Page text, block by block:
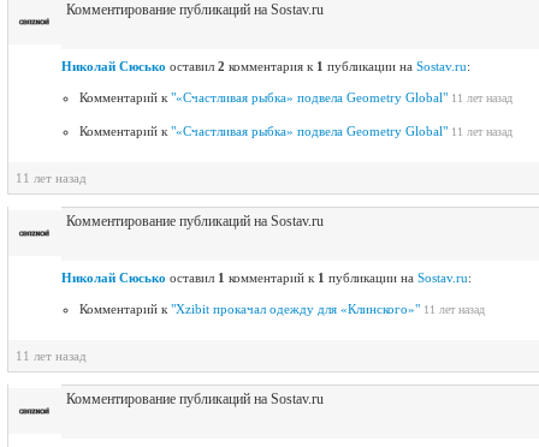
Комментирование публикаций на Sostav.ru
Николай Сюсько оставил 2 комментария к 1 публикации на Sostav.ru:
Комментарий к "«Счастливая рыбка» подвела Geometry Global" 11 лет назад
Комментарий к "«Счастливая рыбка» подвела Geometry Global" 11 лет назад
11 лет назад
Комментирование публикаций на Sostav.ru
Николай Сюсько оставил 1 комментарий к 1 публикации на Sostav.ru:
Комментарий к "Xzibit прокачал одежду для «Клинского»" 11 лет назад
11 лет назад
Комментирование публикаций на Sostav.ru